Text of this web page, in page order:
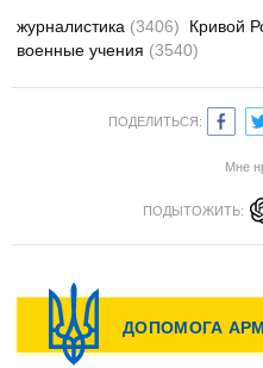
журналистика (3406) Кривой
военные учения (3540)
ПОДЕЛИТЬСЯ:
Мне
ПОДЫТОЖИТЬ: